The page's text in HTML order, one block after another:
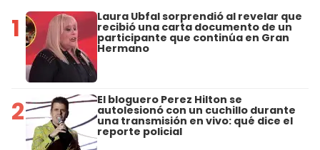
1 Laura Ubfal sorprendió al revelar que
recibió una carta documento de un
participante que continúa en Gran
Hermano
2 El bloguero Perez Hilton se
autolesionó con un cuchillo durante
una transmisión en vivo: qué dice el
reporte policial